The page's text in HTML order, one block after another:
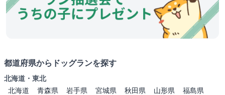
都道府県からドッグランを探す
北海道・東北
北海道
青森県 岩手県 宮城県 秋田県 山形県
福島県